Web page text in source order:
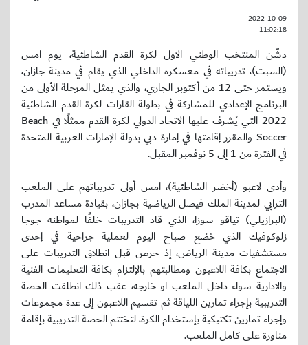
2022-10-09
11:02:18
دشّن المنتخب الوطني الاول لكرة القدم الشاطئية، يوم امس
(السبت)، تدريباته في معسكره الداخلي الذي يقام في مدينة جازان،
ويستمر حتى 12 من أكتوبر الجاري، والذي يمثل المرحلة الأولى من
البرنامج الإعدادي للمشاركة في بطولة القارات لكرة القدم الشاطئية
2022 التي يُشرف عليها الاتحاد الدولي لكرة القدم ممثلًا في Beach
Soccer والمقرر إقامتها في إمارة دبي بدولة الإمارات العربية المتحدة
في الفترة من 1 إلى 5 نوفمبر المقبل.
وأدى لاعبو (أخضر الشاطئية)، امس أولى تدريباتهم على الملعب
الترابي لمدينة الملك فيصل الرياضية بجازان، بقيادة مساعد المدرب
(البرازيلي) تياقو سوزا، الذي قاد التدريبات خلفًا لمواطنه جوجا
زلوكوفيك الذي خضع صباح اليوم لعملية جراحية في إحدى
مستشفيات مدينة الرياض، إذ حرص قبل انطلاق التدريبات على
الاجتماع بكافة اللاعبون ومطالبتهم بالإلتزام بكافة التعليمات الفنية
والادارية سواء داخل الملعب او خارجه، عقب ذلك انطلقت الحصة
التدريبية بإجراء تمارين اللياقة ثم تقسيم اللاعبون إلى عدة مجموعات
وإجراء تمارين تكتيكية بإستخدام الكرة، لتختتم الحصة التدريبية بإقامة
مناورة على كامل الملعب.